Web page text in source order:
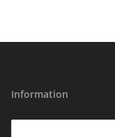
Information